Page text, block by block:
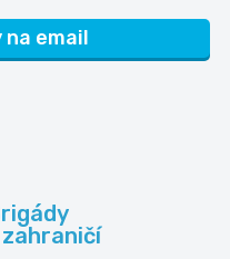
na email